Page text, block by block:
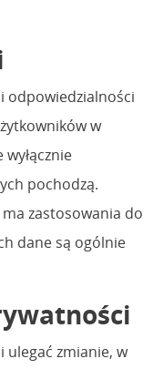
odpowiedzialności
w
pochodzą.
zastosowania do
dane są ogólnie
ulegać zmianie, w